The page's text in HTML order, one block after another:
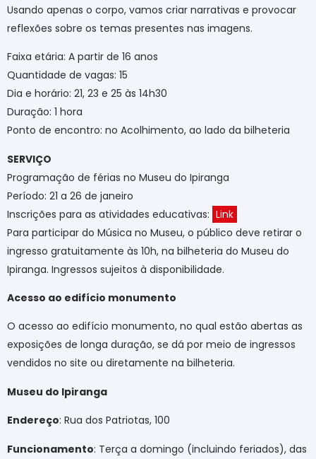
Usando apenas o corpo, vamos criar narrativas e provocar
reflexões sobre os temas presentes nas imagens.
Faixa etária: A partir de 16 anos
Quantidade de vagas: 15
Dia e horário: 21, 23 e 25 às 14h30
Duração: 1 hora
Ponto de encontro: no Acolhimento, ao lado da bilheteria
SERVIÇO
Programação de férias no Museu do Ipiranga
Período: 21 a 26 de janeiro
Inscrições para as atividades educativas: Link
Para participar do Música no Museu, o público deve retirar o
ingresso gratuitamente às 10h, na bilheteria do Museu do
Ipiranga. Ingressos sujeitos à disponibilidade.
Acesso ao edifício monumento
O acesso ao edifício monumento, no qual estão abertas as
exposições de longa duração, se dá por meio de ingressos
vendidos no site ou diretamente na bilheteria.
Museu do Ipiranga
Endereço: Rua dos Patriotas, 100
Funcionamento: Terça a domingo (incluindo feriados), das